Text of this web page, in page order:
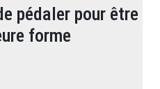
pédaler pour être
forme